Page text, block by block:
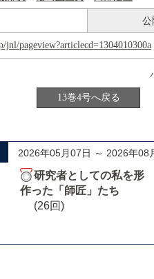
公
jnl/pageview?articlecd=1304010300a
13巻4号へ戻る
2026年05月07日 ～ 2026年08
研究者としての私を形
作った「師匠」たち
(26回)